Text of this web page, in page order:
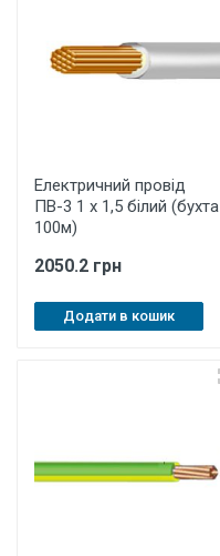
Електричний провід
ПВ-3 1 х 1,5 білий (бухта
100м)
2050.2 грн
Додати в кошик